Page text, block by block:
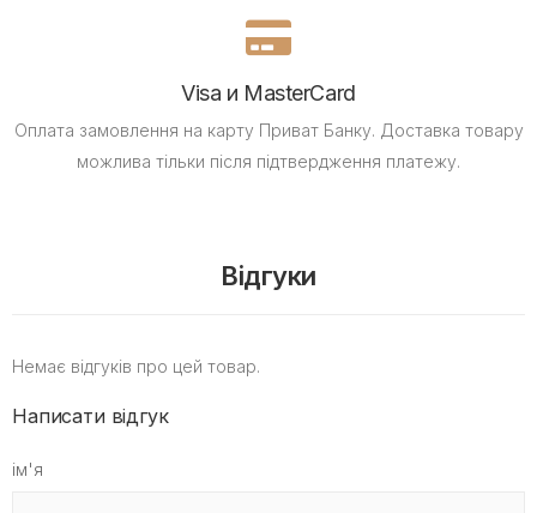
Visa и MasterCard
Оплата замовлення на карту Приват Банку. Доставка товару
можлива тільки після підтвердження платежу.
Відгуки
Немає відгуків про цей товар.
Написати відгук
ім'я